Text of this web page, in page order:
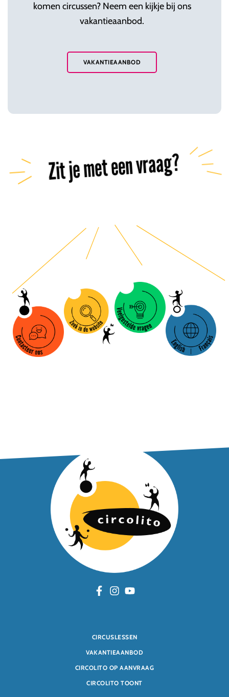
komen circussen? Neem een kijkje bij ons
vakantieaanbod.
VAKANTIEAANBOD
Zit je met een vraag?
CIRCUSLESSEN
VAKANTIEAANBOD
CIRCOLITO OP AANVRAAG
CIRCOLITO TOONT